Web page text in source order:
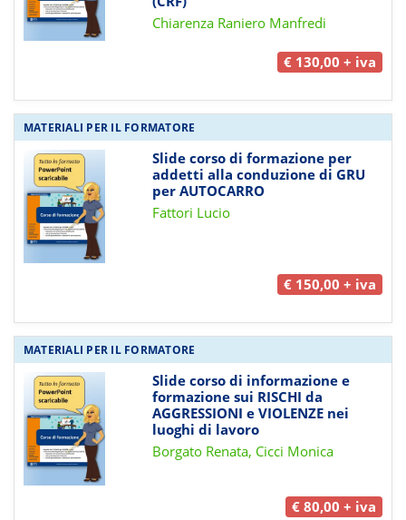
Chiarenza Raniero Manfredi
€ 130,00 + iva
MATERIALI PER IL FORMATORE
Slide corso di formazione per
addetti alla conduzione di GRU
per AUTOCARRO
Fattori Lucio
€ 150,00 + iva
MATERIALI PER IL FORMATORE
Slide corso di informazione e
formazione sui RISCHI da
AGGRESSIONI e VIOLENZE nei
luoghi di lavoro
Borgato Renata, Cicci Monica
€ 80,00 + iva